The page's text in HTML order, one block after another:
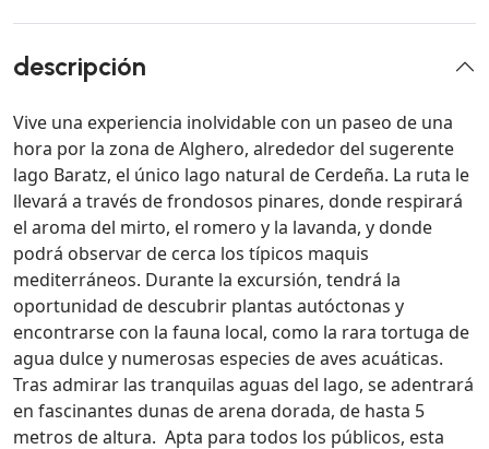
descripción
Vive una experiencia inolvidable con un paseo de una
hora por la zona de Alghero, alrededor del sugerente
lago Baratz, el único lago natural de Cerdeña. La ruta le
llevará a través de frondosos pinares, donde respirará
el aroma del mirto, el romero y la lavanda, y donde
podrá observar de cerca los típicos maquis
mediterráneos. Durante la excursión, tendrá la
oportunidad de descubrir plantas autóctonas y
encontrarse con la fauna local, como la rara tortuga de
agua dulce y numerosas especies de aves acuáticas.
Tras admirar las tranquilas aguas del lago, se adentrará
en fascinantes dunas de arena dorada, de hasta 5
metros de altura. Apta para todos los públicos, esta